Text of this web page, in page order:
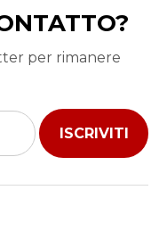
per rimanere
ISCRIVITI